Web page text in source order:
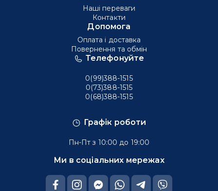
Графік роботи
Пн-Пт з 10:00 до 19:00
Ми в соціальних мережах
Телефонуйте
0(99)388-1515
0(73)388-1515
0(68)388-1515
Наші переваги
Контакти
Допомога
Оплата і доставка
Повернення та обмін